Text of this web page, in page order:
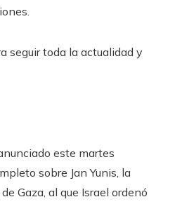
seguir toda la actualidad y
este martes
sobre Jan Yunis, la
Gaza, al que Israel ordenó